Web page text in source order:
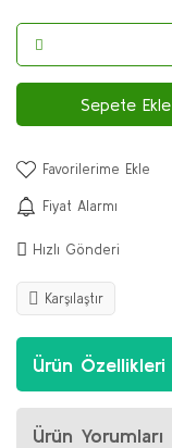
Sepete Ekle
Fiyat Alarmı
Hızlı Gönderi
Karşılaştır
Ürün Özellikleri
Ürün Yorumları